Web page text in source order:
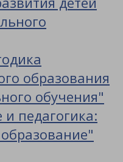
образования
обучения"
педагогика: